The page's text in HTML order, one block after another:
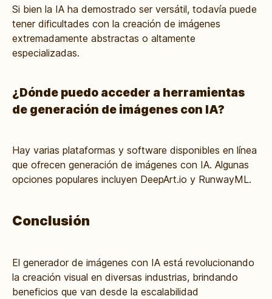
Si bien la IA ha demostrado ser versátil, todavía puede
tener dificultades con la creación de imágenes
extremadamente abstractas o altamente
especializadas.
¿Dónde puedo acceder a herramientas
de generación de imágenes con IA?
Hay varias plataformas y software disponibles en línea
que ofrecen generación de imágenes con IA. Algunas
opciones populares incluyen DeepArt.io y RunwayML.
Conclusión
El generador de imágenes con IA está revolucionando
la creación visual en diversas industrias, brindando
beneficios que van desde la escalabilidad